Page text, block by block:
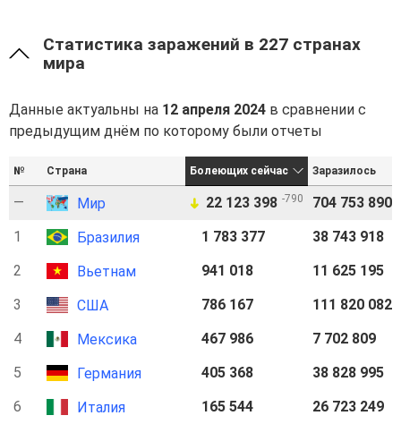
Статистика заражений в 227 странах
мира
Данные актуальны на 12 апреля 2024 в сравнении с
предыдущим днём по которому были отчеты
№ Страна Болеющих сейчас Заразилось
— Мир ➜ 22 123 398 -790
704 753 890
1
Бразилия 1 783 377
38 743 918
2
Вьетнам 941 018
11 625 195
3
США 786 167
111 820 082
4
Мексика 467 986
7 702 809
5
Германия 405 368
38 828 995
6
Италия 165 544
26 723 249